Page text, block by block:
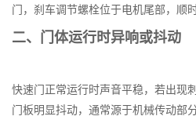
门，刹车调节螺栓位于电机尾部，顺
二、门体运行时异响或抖动
快速门正常运行时声音平稳，若出现
门板明显抖动，通常源于机械传动部分